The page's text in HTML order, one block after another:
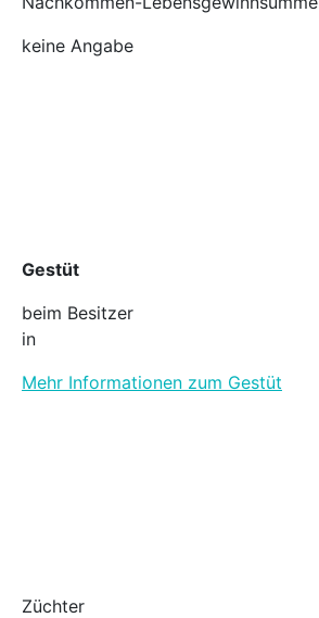
keine Angabe
Gestüt
beim Besitzer
in
Mehr Informationen zum Gestüt
Züchter